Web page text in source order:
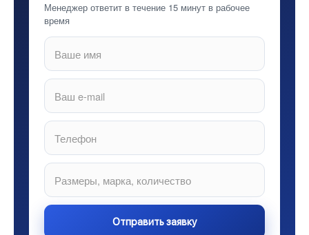
Менеджер ответит в течение 15 минут в рабочее
время